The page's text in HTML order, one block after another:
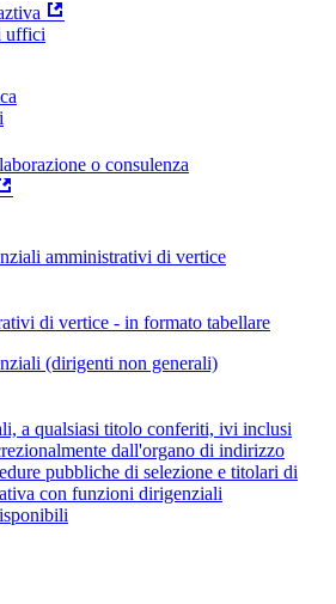
uffici
o consulenza
amministrativi di vertice
di vertice - in formato tabellare
(dirigenti non generali)
a qualsiasi titolo conferiti, ivi inclusi
dall'organo di indirizzo
pubbliche di selezione e titolari di
con funzioni dirigenziali